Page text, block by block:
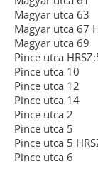
Magyar utca 63
Magyar utca 67
Magyar utca 69
Pince utca
Pince utca 10
Pince utca 12
Pince utca 14
Pince utca 2
Pince utca 5
Pince utca 5
Pince utca 6